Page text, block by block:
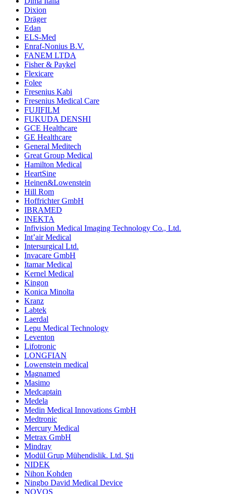
Dixion
Dräger
Edan
ELS-Med
Enraf-Nonius B.V.
FANEM LTDA
Fisher & Paykel
Flexicare
Folee
Fresenius Kabi
Fresenius Medical Care
FUJIFILM
FUKUDA DENSHI
GCE Healthcare
GE Healthcare
General Meditech
Great Group Medical
Hamilton Medical
HeartSine
Heinen&Lowenstein
Hill Rom
Hoffrichter GmbH
IBRAMED
INEKTA
Infivision Medical Imaging Technology Co., Ltd.
Int’air Medical
Intersurgical Ltd.
Invacare GmbH
Itamar Medical
Kernel Medical
Kingon
Konica Minolta
Kranz
Labtek
Laerdal
Lepu Medical Technology
Leventon
Lifotronic
LONGFIAN
Lowenstein medical
Magnamed
Masimo
Medcaptain
Medela
Medin Medical Innovations GmbH
Medtronic
Mercury Medical
Metrax GmbH
Mindray
Modül Grup Mühendislik. Ltd. Şti
NIDEK
Nihon Kohden
Ningbo David Medical Device
NOVOS